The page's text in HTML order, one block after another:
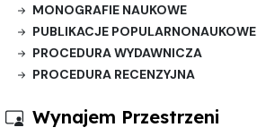
MONOGRAFIE NAUKOWE
PUBLIKACJE POPULARNONAUKOWE
PROCEDURA WYDAWNICZA
PROCEDURA RECENZYJNA
Wynajem Przestrzeni